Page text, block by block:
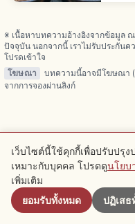
※ เนื้อหาบทความอ้างอิงจากข้อมูล
ปัจจุบัน นอกจากนี้ เราไม่รับประกัน
โปรดเข้าใจ
โฆษณา
บทความนี้อาจมีโฆษณา (
จากการจองผ่านลิงก์
บทคว
เว็บไซต์นี้ใช้คุกกี้เพื่อปรับปรุ
เหมาะกับบุคคล โปรดดูนโยบ
เพิ่มเติม
ยอมรับทั้งหมด
ปฏิเสธ